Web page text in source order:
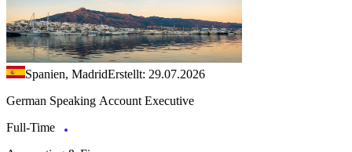
Spanien, MadridErstellt: 29.07.2026
German Speaking Account Executive
Full-Time